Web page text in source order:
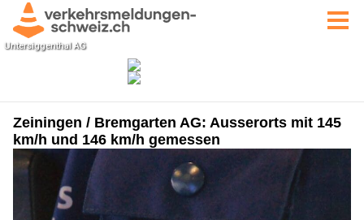
Zeiningen / Bremgarten AG: Ausserorts mit 145
km/h und 146 km/h gemessen